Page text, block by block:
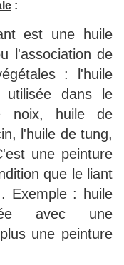
:
est une huile
l'association de
: l'huile
dans le
noix, huile de
l'huile de tung,
une peinture
que le liant
Exemple : huile
avec une
une peinture